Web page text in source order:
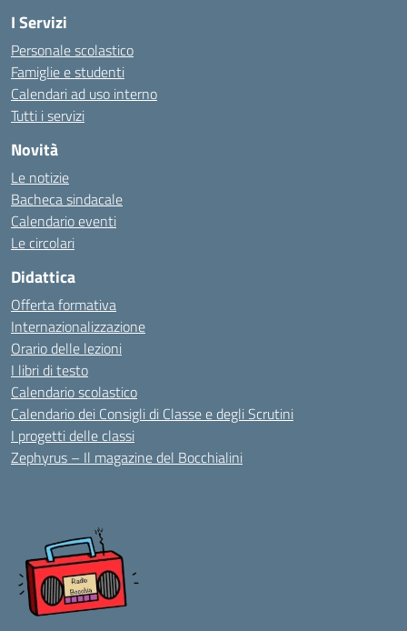
I Servizi
Personale scolastico
Famiglie e studenti
Calendari ad uso interno
Tutti i servizi
Novità
Le notizie
Bacheca sindacale
Calendario eventi
Le circolari
Didattica
Offerta formativa
Internazionalizzazione
Orario delle lezioni
I libri di testo
Calendario scolastico
Calendario dei Consigli di Classe e degli Scrutini
I progetti delle classi
Zephyrus – Il magazine del Bocchialini